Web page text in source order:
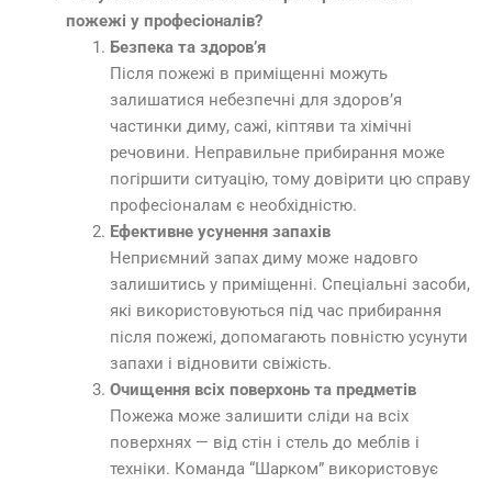
пожежі у професіоналів?
Безпека та здоров’я
Після пожежі в приміщенні можуть
залишатися небезпечні для здоров’я
частинки диму, сажі, кіптяви та хімічні
речовини. Неправильне прибирання може
погіршити ситуацію, тому довірити цю справу
професіоналам є необхідністю.
Ефективне усунення запахів
Неприємний запах диму може надовго
залишитись у приміщенні. Спеціальні засоби,
які використовуються під час прибирання
після пожежі, допомагають повністю усунути
запахи і відновити свіжість.
Очищення всіх поверхонь та предметів
Пожежа може залишити сліди на всіх
поверхнях — від стін і стель до меблів і
техніки. Команда “Шарком” використовує